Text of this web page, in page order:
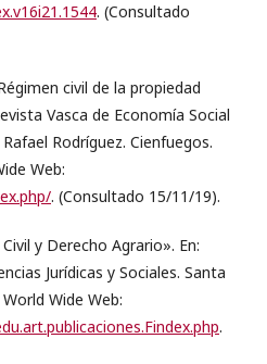
. (Consultado
civil de la propiedad
Vasca de Economía Social
Rodríguez. Cienfuegos.
Web:
. (Consultado 15/11/19).
y Derecho Agrario». En:
Jurídicas y Sociales. Santa
Wide Web:
.